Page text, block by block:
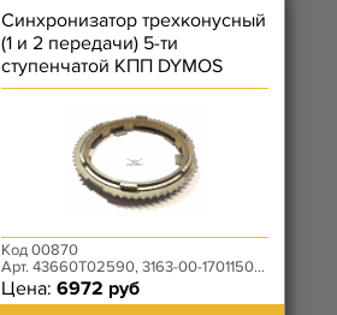
Синхронизатор трехконусный
(1 и 2 передачи) 5-ти
ступенчатой КПП DYMOS
Код 00870
Арт. 43660T02590, 3163-00-1701150-00
Цена: 6972 руб